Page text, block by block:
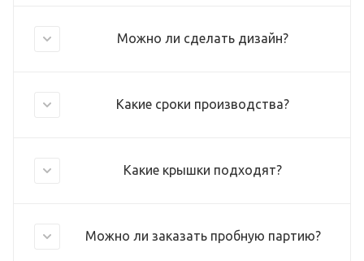
Можно ли сделать дизайн?
Какие сроки производства?
Какие крышки подходят?
Можно ли заказать пробную партию?